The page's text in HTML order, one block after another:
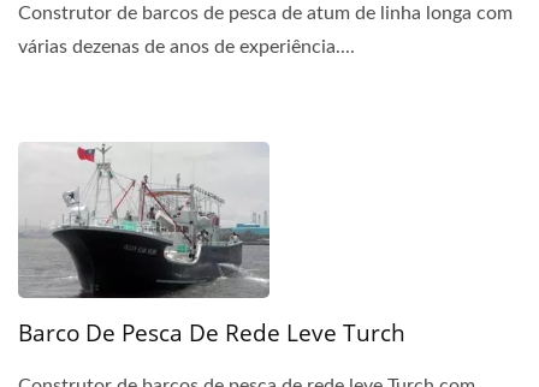
Construtor de barcos de pesca de atum de linha longa com
várias dezenas de anos de experiência....
Barco De Pesca De Rede Leve Turch